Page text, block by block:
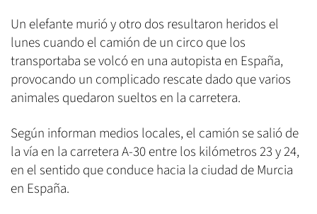
Un elefante murió y otro dos resultaron heridos el
lunes cuando el camión de un circo que los
transportaba se volcó en una autopista en España,
provocando un complicado rescate dado que varios
animales quedaron sueltos en la carretera.
Según informan medios locales, el camión se salió de
la vía en la carretera A-30 entre los kilómetros 23 y 24,
en el sentido que conduce hacia la ciudad de Murcia
en España.